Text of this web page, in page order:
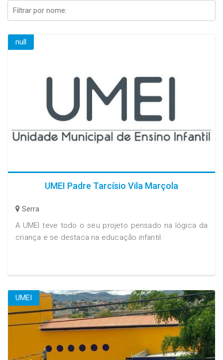
null
UMEI Padre Tarcísio Vila Marçola
Serra
A UMEI teve todo o seu projeto pensado na lógica da
criança e se destaca na educação infantil.
UMEI